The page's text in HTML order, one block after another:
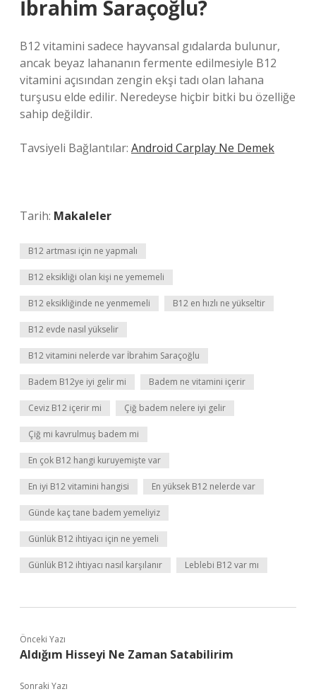
İbrahim Saraçoğlu?
B12 vitamini sadece hayvansal gıdalarda bulunur,
ancak beyaz lahananın fermente edilmesiyle B12
vitamini açısından zengin ekşi tadı olan lahana
turşusu elde edilir. Neredeyse hiçbir bitki bu özelliğe
sahip değildir.
Tavsiyeli Bağlantılar: Android Carplay Ne Demek
Tarih: Makaleler
B12 artması için ne yapmalı
B12 eksikliği olan kişi ne yememeli
B12 eksikliğinde ne yenmemeli B12 en hızlı ne yükseltir
B12 evde nasıl yükselir
B12 vitamini nelerde var İbrahim Saraçoğlu
Badem B12ye iyi gelir mi Badem ne vitamini içerir
Ceviz B12 içerir mi Çiğ badem nelere iyi gelir
Çiğ mi kavrulmuş badem mi
En çok B12 hangi kuruyemişte var
En iyi B12 vitamini hangisi En yüksek B12 nelerde var
Günde kaç tane badem yemeliyiz
Günlük B12 ihtiyacı için ne yemeli
Günlük B12 ihtiyacı nasıl karşılanır Leblebi B12 var mı
Önceki Yazı
Aldığım Hisseyi Ne Zaman Satabilirim
Sonraki Yazı